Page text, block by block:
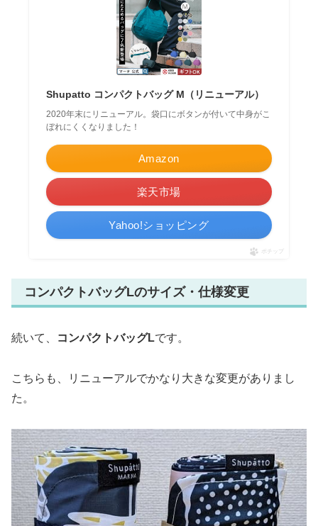
Shupatto コンパクトバッグ M（リニューアル）
2020年末にリニューアル。袋口にボタンが付いて中身がこ
ぼれにくくなりました！
Amazon
楽天市場
Yahoo!ショッピング
ポチップ
コンパクトバッグLのサイズ・仕様変更
続いて、 コンパクトバッグLです。
こちらも、リニューアルでかなり大きな変更がありまし
た。